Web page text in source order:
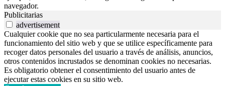
navegador.
Publicitarias
advertisement
Cualquier cookie que no sea particularmente necesaria para el
funcionamiento del sitio web y que se utilice específicamente para
recoger datos personales del usuario a través de análisis, anuncios,
otros contenidos incrustados se denominan cookies no necesarias.
Es obligatorio obtener el consentimiento del usuario antes de
ejecutar estas cookies en su sitio web.